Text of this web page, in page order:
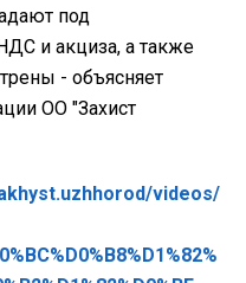
под
и акциза, а также
- объясняет
ОО "Захист
videos/